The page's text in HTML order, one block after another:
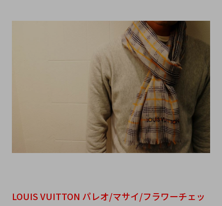
LOUIS VUITTON パレオ/マサイ/フラワーチェッ